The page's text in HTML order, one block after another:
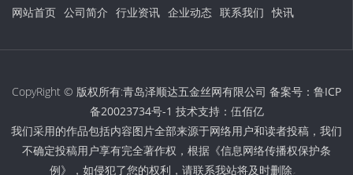
网站首页 公司简介 行业资讯 企业动态 联系我们 快讯
CopyRight © 版权所有:青岛泽顺达五金丝网有限公司 备案号： 鲁ICP
备20023734号-1 技术支持： 伍佰亿
我们采用的作品包括内容图片全部来源于网络用户和读者投稿，我们
不确定投稿用户享有完全著作权，根据《信息网络传播权保护条
例》，如侵犯了您的权利，请联系我站将及时删除。